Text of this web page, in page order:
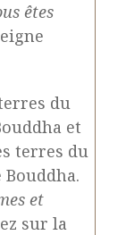
êtes
du
et
terres du
et
sur la